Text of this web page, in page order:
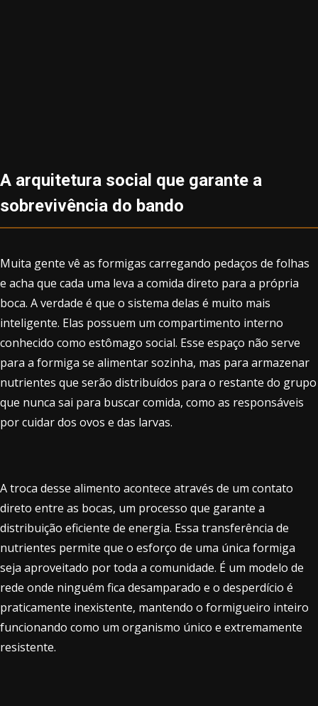
A arquitetura social que garante a
sobrevivência do bando
Muita gente vê as formigas carregando pedaços de folhas
e acha que cada uma leva a comida direto para a própria
boca. A verdade é que o sistema delas é muito mais
inteligente. Elas possuem um compartimento interno
conhecido como estômago social. Esse espaço não serve
para a formiga se alimentar sozinha, mas para armazenar
nutrientes que serão distribuídos para o restante do grupo
que nunca sai para buscar comida, como as responsáveis
por cuidar dos ovos e das larvas.
A troca desse alimento acontece através de um contato
direto entre as bocas, um processo que garante a
distribuição eficiente de energia. Essa transferência de
nutrientes permite que o esforço de uma única formiga
seja aproveitado por toda a comunidade. É um modelo de
rede onde ninguém fica desamparado e o desperdício é
praticamente inexistente, mantendo o formigueiro inteiro
funcionando como um organismo único e extremamente
resistente.